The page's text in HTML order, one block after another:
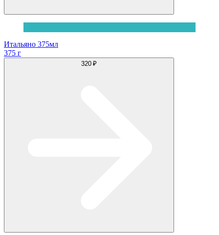
Итальяно 375мл
375 г
320 ₽